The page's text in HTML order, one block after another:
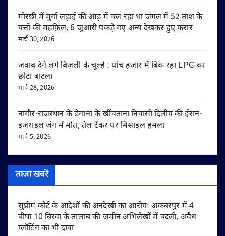
मोरछी में मुर्गा लड़ाई की आड़ में चल रहा था जंगल में 52 ताश के
पत्तों की महफ़िल, 6 जुआरी पकड़े गए अन्य देखकर हुए फरार
मार्च 30, 2026
जवाब देने लगे बिजली के चूल्हे : पांच हजार में बिक रहा LPG का
छोटा बाटला
मार्च 28, 2026
नागौर-राजस्थान के डेगाना के खींवताना निवासी दिलीप की ईरान-
इजराइल जंग में मौत, तेल टैंकर पर मिसाइल हमला
मार्च 5, 2026
ताज़ा खबरें
सुप्रीम कोर्ट के आदेशों की अनदेखी का आरोप: अकबरपुर में 4
बीघा 10 बिस्वा के तालाब की जमीन अभिलेखों में बदली, अवैध
प्लॉटिंग का भी दावा